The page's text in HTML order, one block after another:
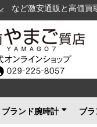
通販と高価買取の茨城
ブランド腕時計 ブ